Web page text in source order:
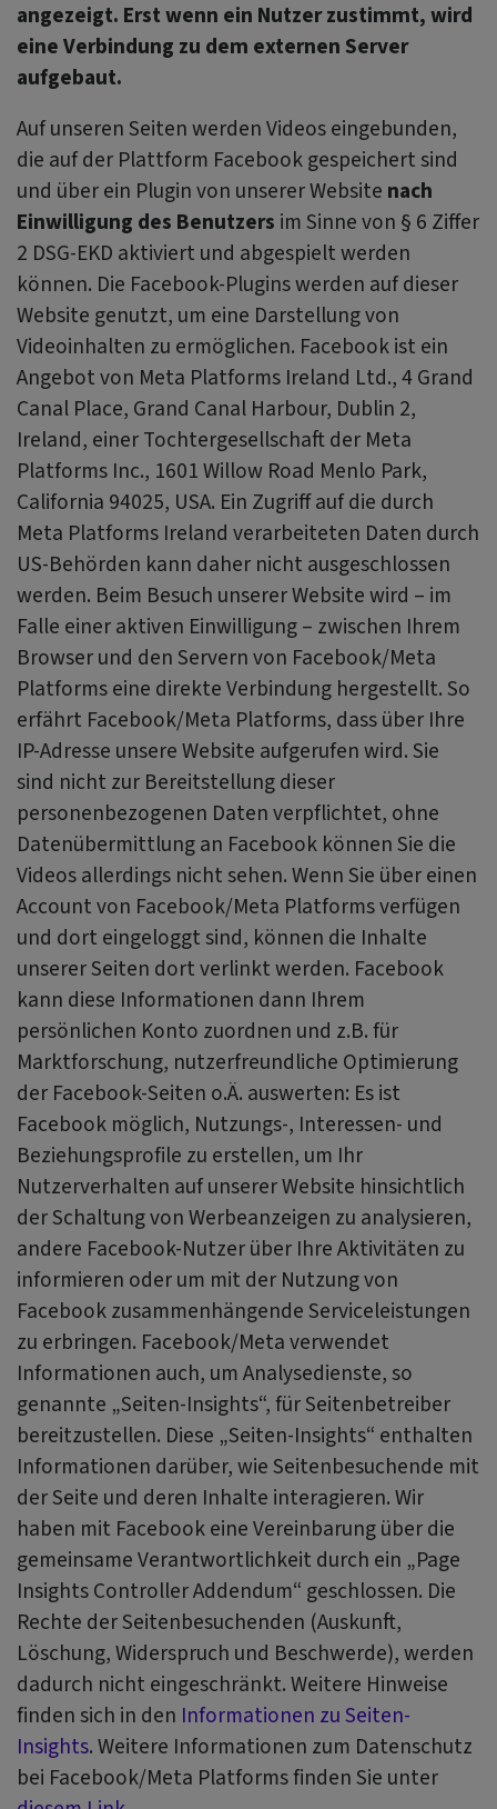
angezeigt. Erst wenn ein Nutzer zustimmt, wird
eine Verbindung zu dem externen Server
aufgebaut.
Auf unseren Seiten werden Videos eingebunden,
die auf der Plattform Facebook gespeichert sind
und über ein Plugin von unserer Website nach
Einwilligung des Benutzers im Sinne von § 6 Ziffer
2 DSG-EKD aktiviert und abgespielt werden
können. Die Facebook-Plugins werden auf dieser
Website genutzt, um eine Darstellung von
Videoinhalten zu ermöglichen. Facebook ist ein
Angebot von Meta Platforms Ireland Ltd., 4 Grand
Canal Place, Grand Canal Harbour, Dublin 2,
Ireland, einer Tochtergesellschaft der Meta
Platforms Inc., 1601 Willow Road Menlo Park,
California 94025, USA. Ein Zugriff auf die durch
Meta Platforms Ireland verarbeiteten Daten durch
US-Behörden kann daher nicht ausgeschlossen
werden. Beim Besuch unserer Website wird – im
Falle einer aktiven Einwilligung – zwischen Ihrem
Browser und den Servern von Facebook/Meta
Platforms eine direkte Verbindung hergestellt. So
erfährt Facebook/Meta Platforms, dass über Ihre
IP-Adresse unsere Website aufgerufen wird. Sie
sind nicht zur Bereitstellung dieser
personenbezogenen Daten verpflichtet, ohne
Datenübermittlung an Facebook können Sie die
Videos allerdings nicht sehen. Wenn Sie über einen
Account von Facebook/Meta Platforms verfügen
und dort eingeloggt sind, können die Inhalte
unserer Seiten dort verlinkt werden. Facebook
kann diese Informationen dann Ihrem
persönlichen Konto zuordnen und z.B. für
Marktforschung, nutzerfreundliche Optimierung
der Facebook-Seiten o.Ä. auswerten: Es ist
Facebook möglich, Nutzungs-, Interessen- und
Beziehungsprofile zu erstellen, um Ihr
Nutzerverhalten auf unserer Website hinsichtlich
der Schaltung von Werbeanzeigen zu analysieren,
andere Facebook-Nutzer über Ihre Aktivitäten zu
informieren oder um mit der Nutzung von
Facebook zusammenhängende Serviceleistungen
zu erbringen. Facebook/Meta verwendet
Informationen auch, um Analysedienste, so
genannte „Seiten-Insights“, für Seitenbetreiber
bereitzustellen. Diese „Seiten-Insights“ enthalten
Informationen darüber, wie Seitenbesuchende mit
der Seite und deren Inhalte interagieren. Wir
haben mit Facebook eine Vereinbarung über die
gemeinsame Verantwortlichkeit durch ein „Page
Insights Controller Addendum“ geschlossen. Die
Rechte der Seitenbesuchenden (Auskunft,
Löschung, Widerspruch und Beschwerde), werden
dadurch nicht eingeschränkt. Weitere Hinweise
finden sich in den Informationen zu Seiten-
Insights. Weitere Informationen zum Datenschutz
bei Facebook/Meta Platforms finden Sie unter